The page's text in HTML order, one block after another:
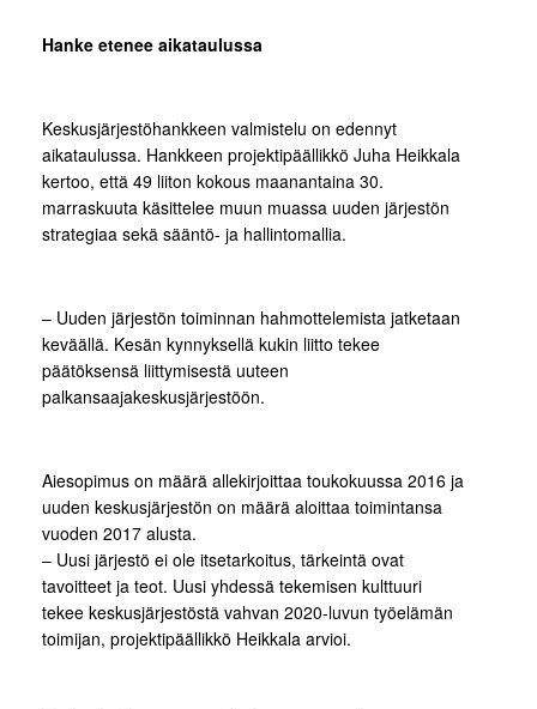
Hanke etenee aikataulussa
Keskusjärjestöhankkeen valmistelu on edennyt
aikataulussa. Hankkeen projektipäällikkö Juha Heikkala
kertoo, että 49 liiton kokous maanantaina 30.
marraskuuta käsittelee muun muassa uuden järjestön
strategiaa sekä sääntö- ja hallintomallia.
– Uuden järjestön toiminnan hahmottelemista jatketaan
keväällä. Kesän kynnyksellä kukin liitto tekee
päätöksensä liittymisestä uuteen
palkansaajakeskusjärjestöön.
Aiesopimus on määrä allekirjoittaa toukokuussa 2016 ja
uuden keskusjärjestön on määrä aloittaa toimintansa
vuoden 2017 alusta.
– Uusi järjestö ei ole itsetarkoitus, tärkeintä ovat
tavoitteet ja teot. Uusi yhdessä tekemisen kulttuuri
tekee keskusjärjestöstä vahvan 2020-luvun työelämän
toimijan, projektipäällikkö Heikkala arvioi.